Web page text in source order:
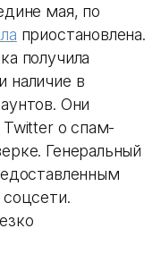
мая, по
приостановлена.
получила
наличие в
Они
о спам-
Генеральный